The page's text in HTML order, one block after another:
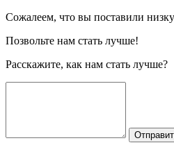
Сожалеем, что вы поставили
Позвольте нам стать лучше!
Расскажите, как нам стать лучше?